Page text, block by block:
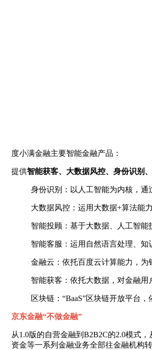
度小满金融主要智能金融产品：
提供智能获客、大数据风控、身份识别
身份识别：以人工智能为内核，通
大数据风控：运用大数据+算法能
智能投顾：基于大数据、人工智能
智能客服：运用自然语言处理、知
金融云：依托百度云计算能力，为
智能获客：依托大数据，对金融用
区块链：“BaaS”区块链开放平台
京东金融“不做金融”
从1.0版的自营金融到B2B2C的2.0模式
资金等一系列金融业务全部往金融机构